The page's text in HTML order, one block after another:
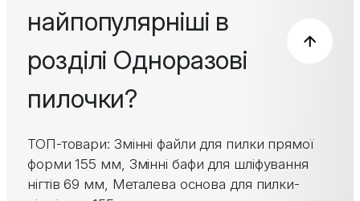
найпопулярніші в
розділі Одноразові
пилочки?
ТОП-товари: Змінні файли для пилки прямої
форми 155 мм, Змінні бафи для шліфування
нігтів 69 мм, Металева основа для пилки-